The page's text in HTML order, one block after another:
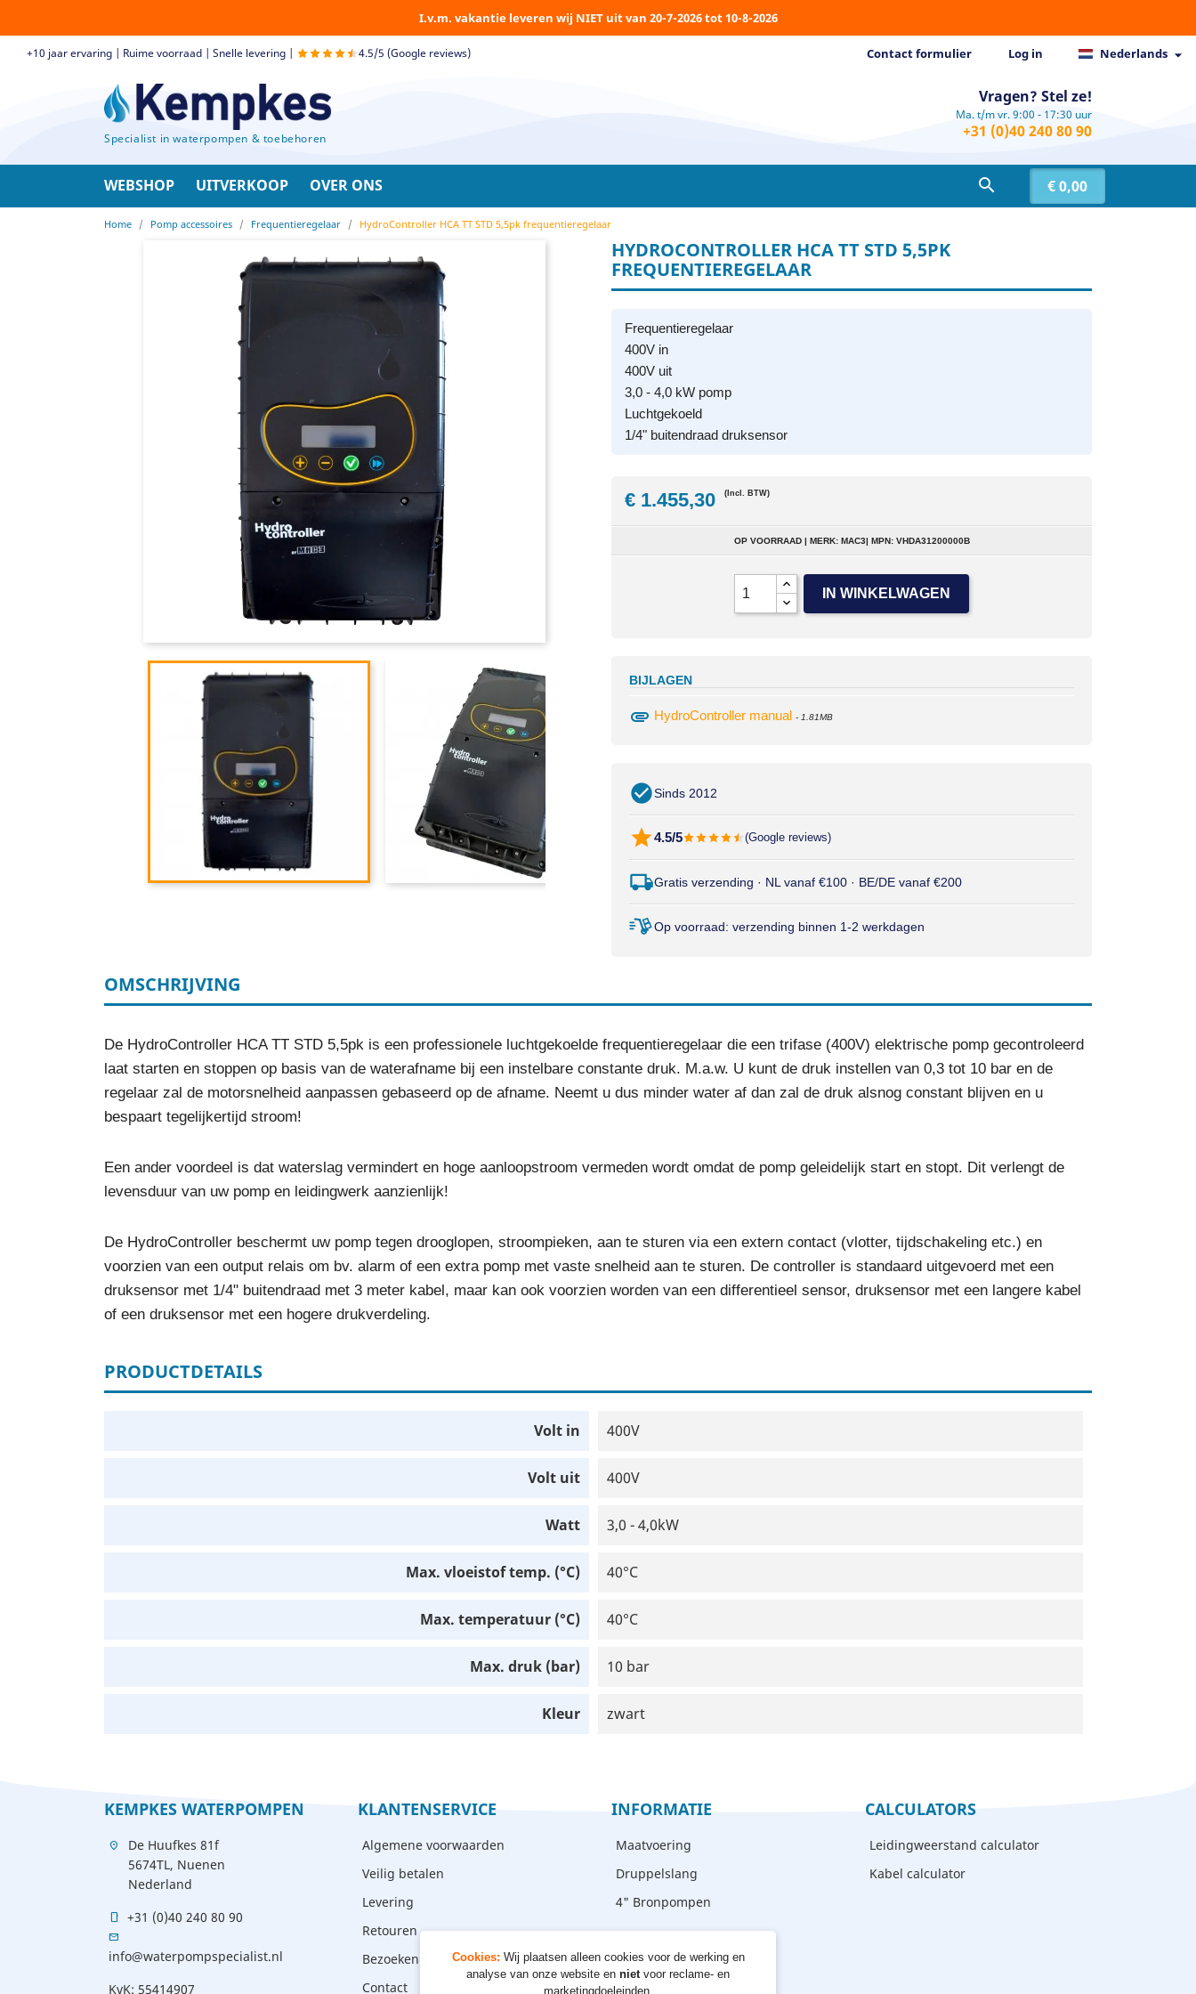
I.v.m. vakantie leveren wij NIET uit van 20-7-2026 tot 10-8-2026
+10 jaar ervaring | Ruime voorraad | Snelle levering | 4.5/5 (Google reviews) Contact formulier Log in Nederlands 
Specialist in waterpompen & toebehoren
Vragen? Stel ze!
Ma. t/m vr. 9:00 - 17:30 uur
+31 (0)40 240 80 90
€ 0,00

WEBSHOP UITVERKOOP OVER ONS
Home Pomp accessoires Frequentieregelaar HydroController HCA TT STD 5,5pk frequentieregelaar
HYDROCONTROLLER HCA TT STD 5,5PK
FREQUENTIEREGELAAR
Frequentieregelaar
400V in
400V uit
3,0 - 4,0 kW pomp
Luchtgekoeld
1/4" buitendraad druksensor
€ 1.455,30 (Incl. BTW)
OP VOORRAAD | MERK: MAC3| MPN: VHDA31200000B
IN WINKELWAGEN
BIJLAGEN
attachment HydroController manual - 1.81MB
Sinds 2012
4.5/5 (Google reviews)
Gratis verzending · NL vanaf €100 · BE/DE vanaf €200
Op voorraad: verzending binnen 1-2 werkdagen
OMSCHRIJVING
De HydroController HCA TT STD 5,5pk is een professionele luchtgekoelde frequentieregelaar die een trifase (400V) elektrische pomp gecontroleerd
laat starten en stoppen op basis van de waterafname bij een instelbare constante druk. M.a.w. U kunt de druk instellen van 0,3 tot 10 bar en de
regelaar zal de motorsnelheid aanpassen gebaseerd op de afname. Neemt u dus minder water af dan zal de druk alsnog constant blijven en u
bespaart tegelijkertijd stroom!
Een ander voordeel is dat waterslag vermindert en hoge aanloopstroom vermeden wordt omdat de pomp geleidelijk start en stopt. Dit verlengt de
levensduur van uw pomp en leidingwerk aanzienlijk!
De HydroController beschermt uw pomp tegen drooglopen, stroompieken, aan te sturen via een extern contact (vlotter, tijdschakeling etc.) en
voorzien van een output relais om bv. alarm of een extra pomp met vaste snelheid aan te sturen. De controller is standaard uitgevoerd met een
druksensor met 1/4" buitendraad met 3 meter kabel, maar kan ook voorzien worden van een differentieel sensor, druksensor met een langere kabel
of een druksensor met een hogere drukverdeling.
PRODUCTDETAILS
Volt in 400V
Volt uit 400V
Watt 3,0 - 4,0kW
Max. vloeistof temp. (°C) 40°C
Max. temperatuur (°C) 40°C
Max. druk (bar) 10 bar
Kleur zwart
KEMPKES WATERPOMPEN
location_on
De Huufkes 81f
5674TL, Nuenen
Nederland
mobile +31 (0)40 240 80 90
mail
info@waterpompspecialist.nl
KvK: 55414907
KLANTENSERVICE
Algemene voorwaarden
Veilig betalen
Levering
Retouren
Bezoeken - afhalen
Contact
INFORMATIE
Maatvoering
Druppelslang
4" Bronpompen
CALCULATORS
Leidingweerstand calculator
Kabel calculator
Cookies: Wij plaatsen alleen cookies voor de werking en
analyse van onze website en nietvoor reclame- en
marketingdoeleinden.